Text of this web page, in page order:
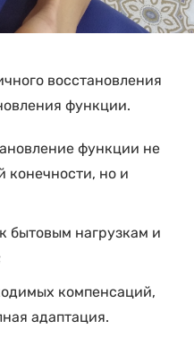
восстановления
функции.
функции не
конечности, но и
бытовым нагрузкам и
компенсаций,
адаптация.